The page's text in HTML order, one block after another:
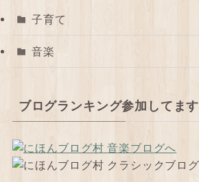
子育て
音楽
ブログランキング参加してます